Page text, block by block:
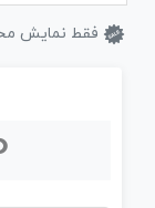
فقط نمایش